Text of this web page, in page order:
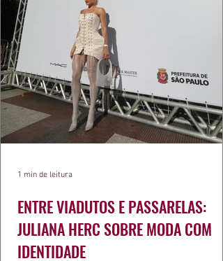
ENTRE VIADUTOS E PASSARELAS:
JULIANA HERC SOBRE MODA COM
IDENTIDADE
1 min de leitura